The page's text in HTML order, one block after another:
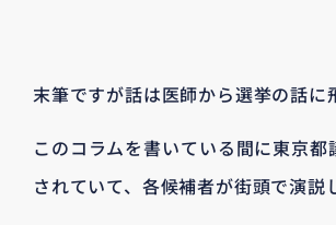
末筆ですが話は医師から選挙の話に
このコラムを書いている間に東京都
されていて、各候補者が街頭で演説